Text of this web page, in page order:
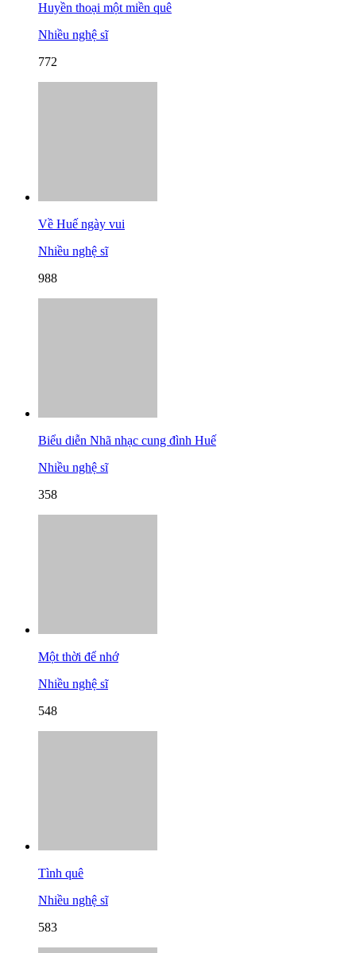
Huyền thoại một miền quê
Nhiều nghệ sĩ
772
Về Huế ngày vui
Nhiều nghệ sĩ
988
Biểu diễn Nhã nhạc cung đình Huế
Nhiều nghệ sĩ
358
Một thời để nhớ
Nhiều nghệ sĩ
548
Tình quê
Nhiều nghệ sĩ
583